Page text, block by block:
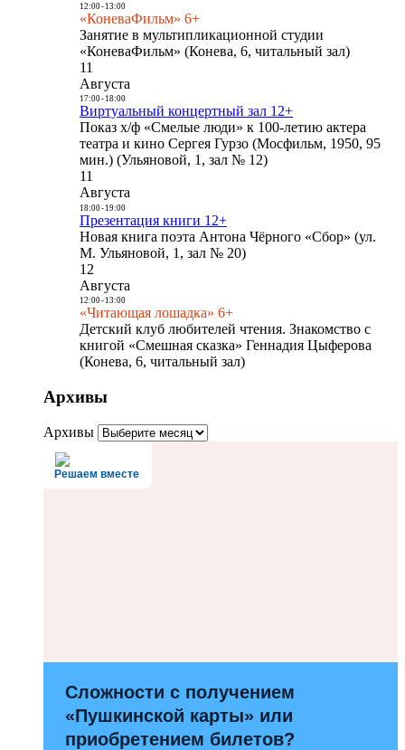
12:00- 13:00
«КоневаФильм» 6+
Занятие в мультипликационной студии
«КоневаФильм» (Конева, 6, читальный зал)
11
Августа
17:00- 18:00
Виртуальный концертный зал 12+
Показ х/ф «Смелые люди» к 100-летию актера
театра и кино Сергея Гурзо (Мосфильм, 1950, 95
мин.) (Ульяновой, 1, зал № 12)
11
Августа
18:00- 19:00
Презентация книги 12+
Новая книга поэта Антона Чёрного «Сбор» (ул.
М. Ульяновой, 1, зал № 20)
12
Августа
12:00- 13:00
«Читающая лошадка» 6+
Детский клуб любителей чтения. Знакомство с
книгой «Смешная сказка» Геннадия Цыферова
(Конева, 6, читальный зал)
Архивы
Архивы
Решаем вместе
Сложности с получением
«Пушкинской карты» или
приобретением билетов?